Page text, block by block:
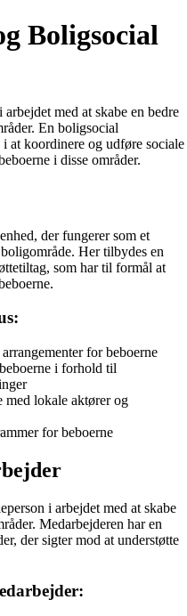
Boligsocial
med at skabe en bedre
En boligsocial
at koordinere og udføre sociale
i disse områder.
der fungerer som et
Her tilbydes en
som har til formål at
for beboerne
i forhold til
lokale aktører og
for beboerne
i arbejdet med at skabe
Medarbejderen har en
der sigter mod at understøtte